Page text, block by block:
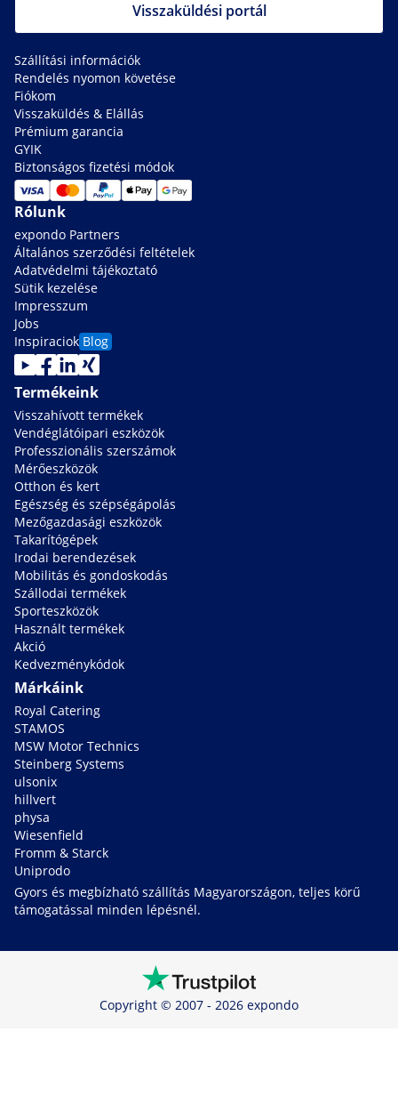
Visszaküldési portál
Szállítási információk
Rendelés nyomon követése
Fiókom
Visszaküldés & Elállás
Prémium garancia
GYIK
Biztonságos fizetési módok
Rólunk
expondo Partners
Általános szerződési feltételek
Adatvédelmi tájékoztató
Sütik kezelése
Impresszum
Jobs
Inspiraciok Blog
Termékeink
Visszahívott termékek
Vendéglátóipari eszközök
Professzionális szerszámok
Mérőeszközök
Otthon és kert
Egészség és szépségápolás
Mezőgazdasági eszközök
Takarítógépek
Irodai berendezések
Mobilitás és gondoskodás
Szállodai termékek
Sporteszközök
Használt termékek
Akció
Kedvezménykódok
Márkáink
Royal Catering
STAMOS
MSW Motor Technics
Steinberg Systems
ulsonix
hillvert
physa
Wiesenfield
Fromm & Starck
Uniprodo
Gyors és megbízható szállítás Magyarországon, teljes körű
támogatással minden lépésnél.
Copyright © 2007 - 2026 expondo